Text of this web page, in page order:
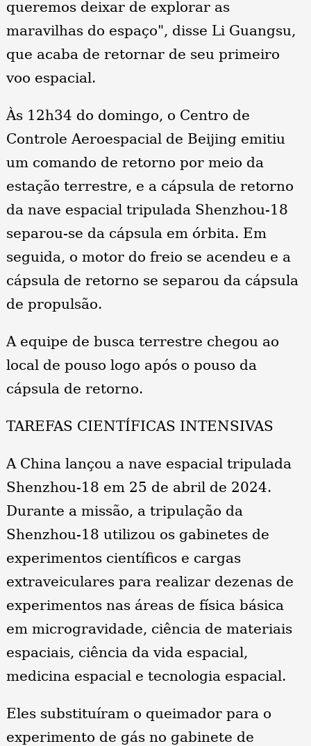
queremos deixar de explorar as
maravilhas do espaço", disse Li Guangsu,
que acaba de retornar de seu primeiro
voo espacial.
Às 12h34 do domingo, o Centro de
Controle Aeroespacial de Beijing emitiu
um comando de retorno por meio da
estação terrestre, e a cápsula de retorno
da nave espacial tripulada Shenzhou-18
separou-se da cápsula em órbita. Em
seguida, o motor do freio se acendeu e a
cápsula de retorno se separou da cápsula
de propulsão.
A equipe de busca terrestre chegou ao
local de pouso logo após o pouso da
cápsula de retorno.
TAREFAS CIENTÍFICAS INTENSIVAS
A China lançou a nave espacial tripulada
Shenzhou-18 em 25 de abril de 2024.
Durante a missão, a tripulação da
Shenzhou-18 utilizou os gabinetes de
experimentos científicos e cargas
extraveiculares para realizar dezenas de
experimentos nas áreas de física básica
em microgravidade, ciência de materiais
espaciais, ciência da vida espacial,
medicina espacial e tecnologia espacial.
Eles substituíram o queimador para o
experimento de gás no gabinete de